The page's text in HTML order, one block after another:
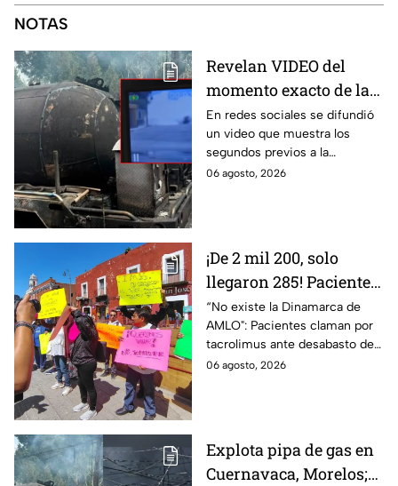
NOTAS
Revelan VIDEO del
momento exacto de la
explosión de la pipa de
gas en Cuernavaca,
Morelos
En redes sociales se difundió
un video que muestra los
segundos previos a la
explosión de una pipa de gas
06 agosto, 2026
¡De 2 mil 200, solo
llegaron 285! Pacientes
claman por
medicamentos ante
desabasto en IMSS
Puebla
“No existe la Dinamarca de
AMLO": Pacientes claman por
tacrolimus ante desabasto de
medicamentos en hospital del
06 agosto, 2026
Explota pipa de gas en
Cuernavaca, Morelos;